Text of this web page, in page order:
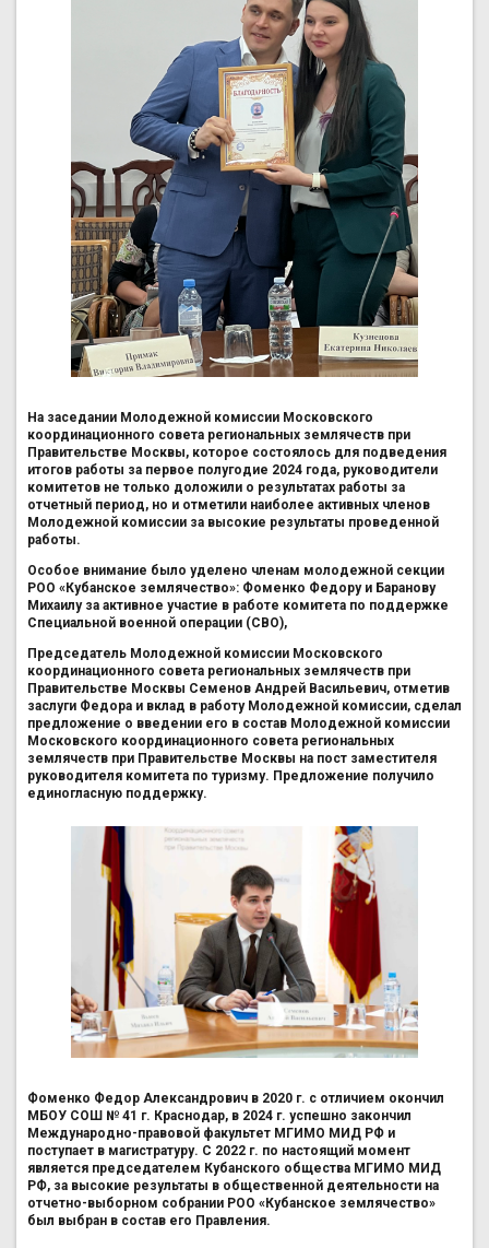
На заседании Молодежной комиссии Московского
координационного совета региональных землячеств при
Правительстве Москвы, которое состоялось для подведения
итогов работы за первое полугодие 2024 года, руководители
комитетов не только доложили о результатах работы за
отчетный период, но и отметили наиболее активных членов
Молодежной комиссии за высокие результаты проведенной
работы.
Особое внимание было уделено членам молодежной секции
РОО «Кубанское землячество»: Фоменко Федору и Баранову
Михаилу за активное участие в работе комитета по поддержке
Специальной военной операции (СВО),
Председатель Молодежной комиссии Московского
координационного совета региональных землячеств при
Правительстве Москвы Семенов Андрей Васильевич, отметив
заслуги Федора и вклад в работу Молодежной комиссии, сделал
предложение о введении его в состав Молодежной комиссии
Московского координационного совета региональных
землячеств при Правительстве Москвы на пост заместителя
руководителя комитета по туризму. Предложение получило
единогласную поддержку.
Фоменко Федор Александрович в 2020 г. с отличием окончил
МБОУ СОШ № 41 г. Краснодар, в 2024 г. успешно закончил
Международно-правовой факультет МГИМО МИД РФ и
поступает в магистратуру. С 2022 г. по настоящий момент
является председателем Кубанского общества МГИМО МИД
РФ, за высокие результаты в общественной деятельности на
отчетно-выборном собрании РОО «Кубанское землячество»
был выбран в состав его Правления.